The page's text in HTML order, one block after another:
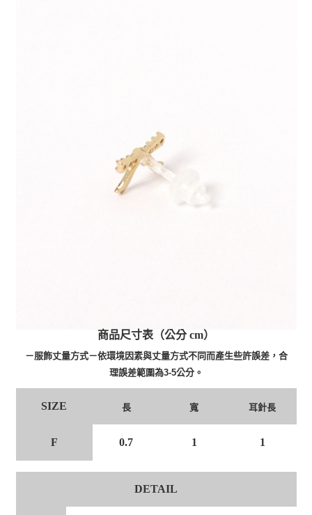
商品尺寸表（公分 cm）
－服飾丈量方式－依環境因素與丈量方式不同而產生些許誤差，合
理誤差範圍為3-5公分。
SIZE 長 寬 耳針長
F 0.7 1 1
DETAIL